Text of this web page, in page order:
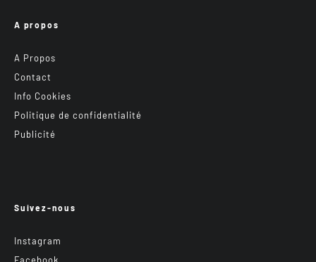
A propos
A Propos
Contact
Info Cookies
Politique de confidentialité
Publicité
Suivez-nous
Instagram